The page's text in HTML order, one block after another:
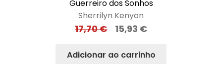
Guerreiro dos Sonhos
Sherrilyn Kenyon
17,70€ 15,93 €
Adicionar ao carrinho